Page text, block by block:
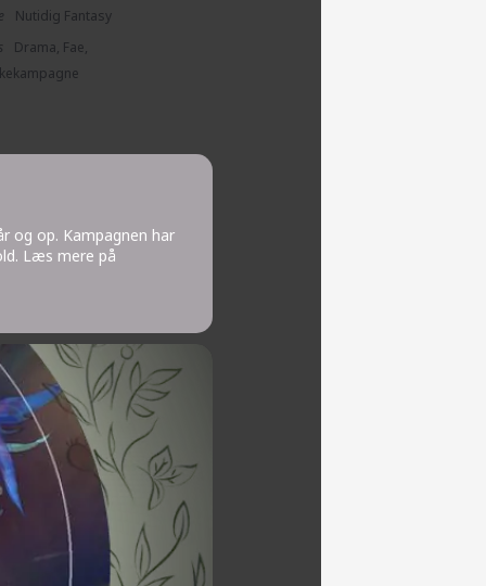
Nutidig Fantasy
Drama, Fae,
og op. Kampagnen har
. Læs mere på